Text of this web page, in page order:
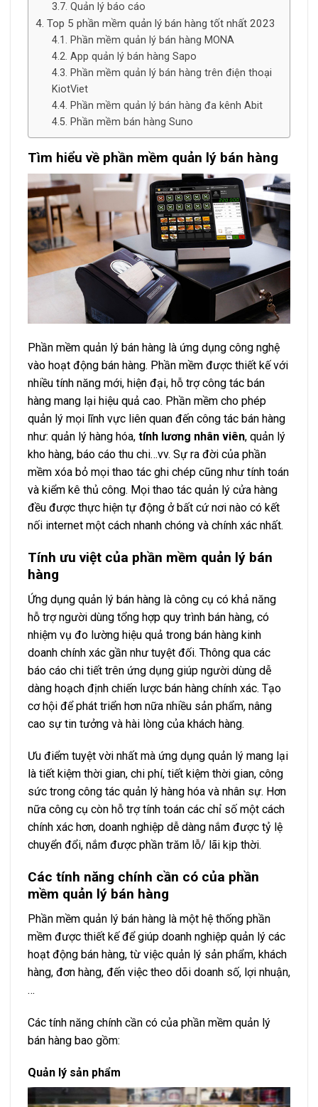
Quản lý báo cáo
Top 5 phần mềm quản lý bán hàng tốt nhất 2023
Phần mềm quản lý bán hàng MONA
App quản lý bán hàng Sapo
Phần mềm quản lý bán hàng trên điện thoại
KiotViet
Phần mềm quản lý bán hàng đa kênh Abit
Phần mềm bán hàng Suno
Tìm hiểu về phần mềm quản lý bán hàng
Phần mềm quản lý bán hàng là ứng dụng công nghệ
vào hoạt động bán hàng. Phần mềm được thiết kế với
nhiều tính năng mới, hiện đại, hỗ trợ công tác bán
hàng mang lại hiệu quả cao. Phần mềm cho phép
quản lý mọi lĩnh vực liên quan đến công tác bán hàng
như: quản lý hàng hóa, tính lương nhân viên, quản lý
kho hàng, báo cáo thu chi…vv. Sự ra đời của phần
mềm xóa bỏ mọi thao tác ghi chép cũng như tính toán
và kiểm kê thủ công. Mọi thao tác quản lý cửa hàng
đều được thực hiện tự động ở bất cứ nơi nào có kết
nối internet một cách nhanh chóng và chính xác nhất.
Tính ưu việt của phần mềm quản lý bán
hàng
Ứng dụng quản lý bán hàng là công cụ có khả năng
hỗ trợ người dùng tổng hợp quy trình bán hàng, có
nhiệm vụ đo lường hiệu quả trong bán hàng kinh
doanh chính xác gần như tuyệt đối. Thông qua các
báo cáo chi tiết trên ứng dụng giúp người dùng dễ
dàng hoạch định chiến lược bán hàng chính xác. Tạo
cơ hội để phát triển hơn nữa nhiều sản phẩm, nâng
cao sự tin tưởng và hài lòng của khách hàng.
Ưu điểm tuyệt vời nhất mà ứng dụng quản lý mang lại
là tiết kiệm thời gian, chi phí, tiết kiệm thời gian, công
sức trong công tác quản lý hàng hóa và nhân sự. Hơn
nữa công cụ còn hỗ trợ tính toán các chỉ số một cách
chính xác hơn, doanh nghiệp dễ dàng nắm được tỷ lệ
chuyển đổi, nắm được phần trăm lỗ/ lãi kịp thời.
Các tính năng chính cần có của phần
mềm quản lý bán hàng
Phần mềm quản lý bán hàng là một hệ thống phần
mềm được thiết kế để giúp doanh nghiệp quản lý các
hoạt động bán hàng, từ việc quản lý sản phẩm, khách
hàng, đơn hàng, đến việc theo dõi doanh số, lợi nhuận,
…
Các tính năng chính cần có của phần mềm quản lý
bán hàng bao gồm:
Quản lý sản phẩm